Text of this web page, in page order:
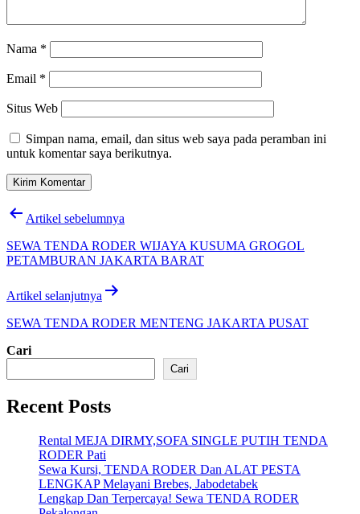
Nama *
Email *
Situs Web
Simpan nama, email, dan situs web saya pada peramban ini
untuk komentar saya berikutnya.
Navigasi
Artikel sebelumnya
SEWA TENDA RODER WIJAYA KUSUMA GROGOL
PETAMBURAN JAKARTA BARAT
Artikel selanjutnya
SEWA TENDA RODER MENTENG JAKARTA PUSAT
Cari
Cari
Recent Posts
Rental MEJA DIRMY,SOFA SINGLE PUTIH TENDA
RODER Pati
Sewa Kursi, TENDA RODER Dan ALAT PESTA
LENGKAP Melayani Brebes, Jabodetabek
Lengkap Dan Terpercaya! Sewa TENDA RODER